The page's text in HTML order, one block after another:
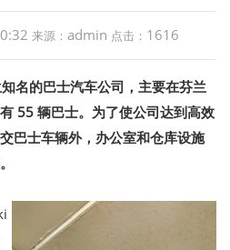
来源： admin 点击： 1616
名的巴士汽车公司，主要在芬兰
55 辆巴士。为了使公司达到高效
巴士车辆外，办公室和仓库设施